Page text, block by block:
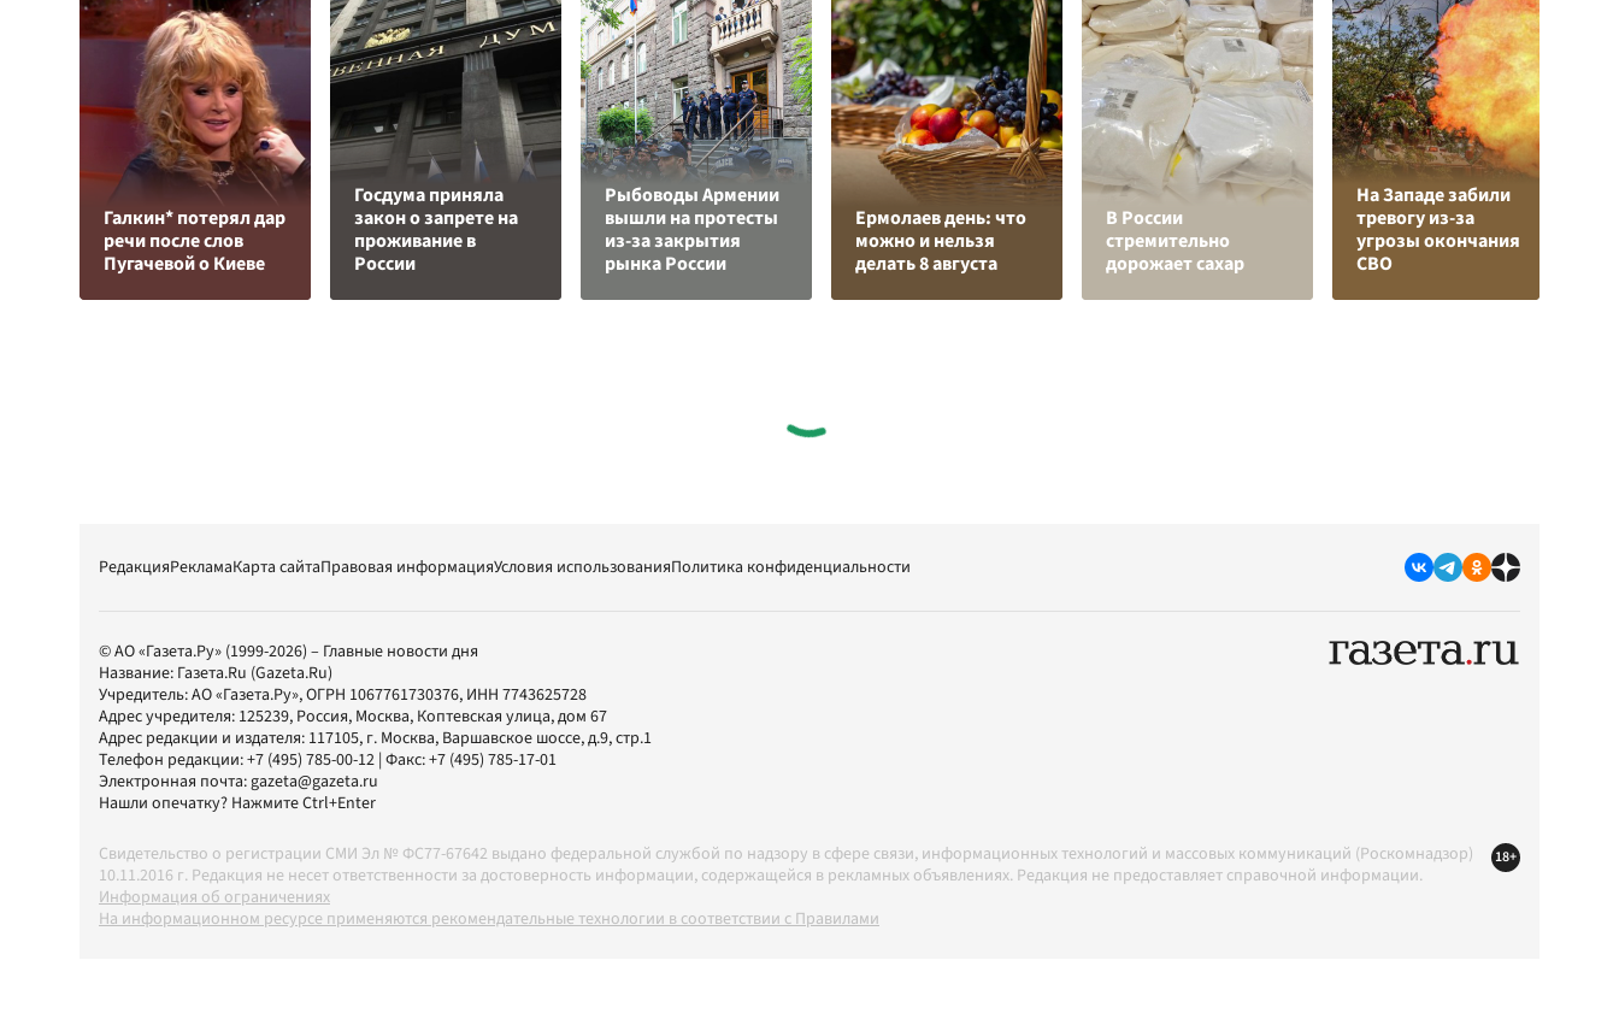
Галкин* потерял дар
речи после слов
Пугачевой о Киеве
Госдума приняла
закон о запрете на
проживание в
России
Рыбоводы Армении
вышли на протесты
из-за закрытия
рынка России
Ермолаев день: что
можно и нельзя
делать 8 августа
В России
стремительно
дорожает сахар
На Западе забили
тревогу из-за
угрозы окончания
СВО
РедакцияРекламаКарта сайтаПравовая информацияУсловия использованияПолитика конфиденциальности
© АО «Газета.Ру» (1999-2026) – Главные новости дня
Название: Газета.Ru (Gazeta.Ru)
Учредитель:АО «Газета.Ру», ОГРН 1067761730376, ИНН 7743625728
Адрес учредителя: 125239, Россия, Москва, Коптевская улица, дом 67
Адрес редакции и издателя: 117105, г. Москва, Варшавское шоссе, д.9, стр.1
Телефон редакции:+7 (495) 785-00-12 | Факс:+7 (495) 785-17-01
Электронная почта:gazeta@gazeta.ru
Нашли опечатку? Нажмите Ctrl+Enter
Свидетельство о регистрации СМИ Эл № ФС77-67642 выдано федеральной службой по надзору в сфере связи, информационных технологий и массовых коммуникаций (Роскомнадзор)
10.11.2016 г. Редакция не несет ответственности за достоверность информации, содержащейся в рекламных объявлениях. Редакция не предоставляет справочной информации.
Информация об ограничениях
На информационном ресурсе применяются рекомендательные технологии в соответствии с Правилами
18+